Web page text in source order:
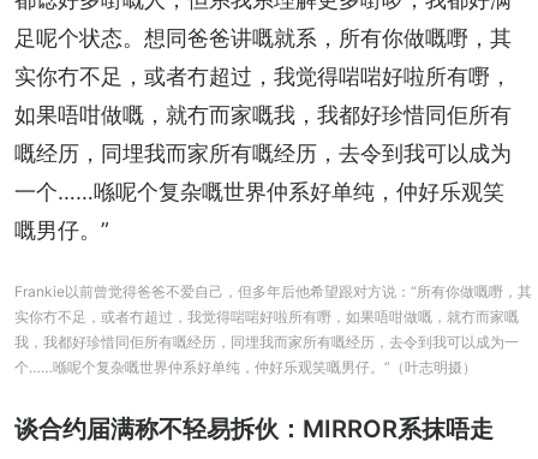
足呢个状态。想同爸爸讲嘅就系，所有你做嘅嘢，其
实你冇不足，或者冇超过，我觉得啱啱好啦所有嘢，
如果唔咁做嘅，就冇而家嘅我，我都好珍惜同佢所有
嘅经历，同埋我而家所有嘅经历，去令到我可以成为
一个……喺呢个复杂嘅世界仲系好单纯，仲好乐观笑
嘅男仔。”
Frankie以前曾觉得爸爸不爱自己，但多年后他希望跟对方说：“所有你做嘅嘢，其
实你冇不足，或者冇超过，我觉得啱啱好啦所有嘢，如果唔咁做嘅，就冇而家嘅
我，我都好珍惜同佢所有嘅经历，同埋我而家所有嘅经历，去令到我可以成为一
个……喺呢个复杂嘅世界仲系好单纯，仲好乐观笑嘅男仔。”（叶志明摄）
谈合约届满称不轻易拆伙：MIRROR系抹唔走